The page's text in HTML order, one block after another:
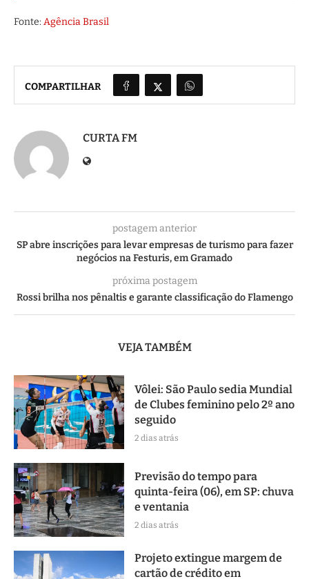
Fonte: Agência Brasil
COMPARTILHAR
CURTA FM
postagem anterior
SP abre inscrições para levar empresas de turismo para fazer
negócios na Festuris, em Gramado
próxima postagem
Rossi brilha nos pênaltis e garante classificação do Flamengo
VEJA TAMBÉM
Vôlei: São Paulo sedia Mundial
de Clubes feminino pelo 2º ano
seguido
2 dias atrás
Previsão do tempo para
quinta-feira (06), em SP: chuva
e ventania
2 dias atrás
Projeto extingue margem de
cartão de crédito em